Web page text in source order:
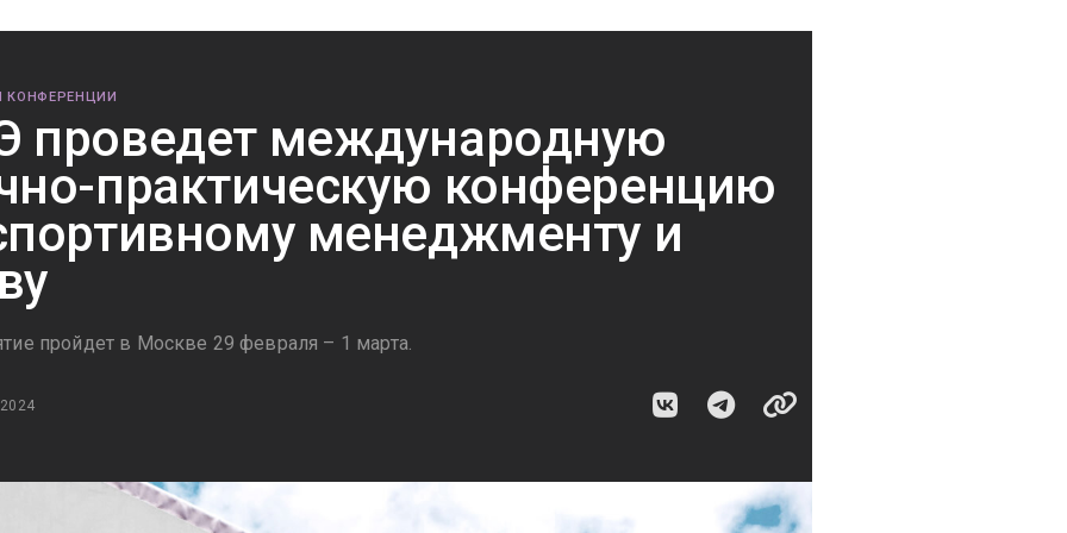
КОНФЕРЕНЦИИ
проведет международную
практическую конференцию
менеджменту и
пройдет в Москве 29 февраля – 1 марта.